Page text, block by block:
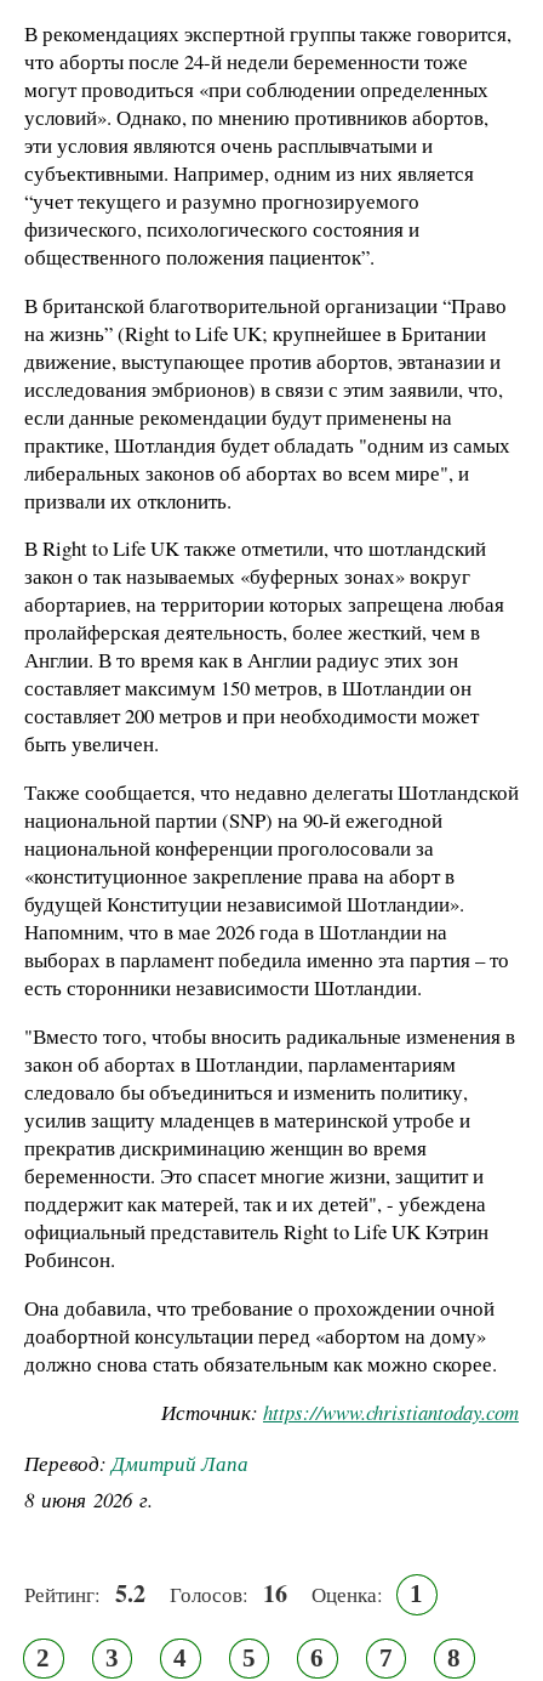
В рекомендациях экспертной группы также говорится,
что аборты после 24-й недели беременности тоже
могут проводиться «при соблюдении определенных
условий». Однако, по мнению противников абортов,
эти условия являются очень расплывчатыми и
субъективными. Например, одним из них является
“учет текущего и разумно прогнозируемого
физического, психологического состояния и
общественного положения пациенток”.
В британской благотворительной организации “Право
на жизнь” (Right to Life UK; крупнейшее в Британии
движение, выступающее против абортов, эвтаназии и
исследования эмбрионов) в связи с этим заявили, что,
если данные рекомендации будут применены на
практике, Шотландия будет обладать "одним из самых
либеральных законов об абортах во всем мире", и
призвали их отклонить.
В Right to Life UK также отметили, что шотландский
закон о так называемых «буферных зонах» вокруг
абортариев, на территории которых запрещена любая
пролайферская деятельность, более жесткий, чем в
Англии. В то время как в Англии радиус этих зон
составляет максимум 150 метров, в Шотландии он
составляет 200 метров и при необходимости может
быть увеличен.
Также сообщается, что недавно делегаты Шотландской
национальной партии (SNP) на 90-й ежегодной
национальной конференции проголосовали за
«конституционное закрепление права на аборт в
будущей Конституции независимой Шотландии».
Напомним, что в мае 2026 года в Шотландии на
выборах в парламент победила именно эта партия – то
есть сторонники независимости Шотландии.
"Вместо того, чтобы вносить радикальные изменения в
закон об абортах в Шотландии, парламентариям
следовало бы объединиться и изменить политику,
усилив защиту младенцев в материнской утробе и
прекратив дискриминацию женщин во время
беременности. Это спасет многие жизни, защитит и
поддержит как матерей, так и их детей", - убеждена
официальный представитель Right to Life UK Кэтрин
Робинсон.
Она добавила, что требование о прохождении очной
доабортной консультации перед «абортом на дому»
должно снова стать обязательным как можно скорее.
Источник: https://www.christiantoday.com
Перевод:Дмитрий Лапа
8 июня 2026 г.
Рейтинг: 5.2 Голосов: 16 Оценка: 1
2 3 4 5 6 7 8